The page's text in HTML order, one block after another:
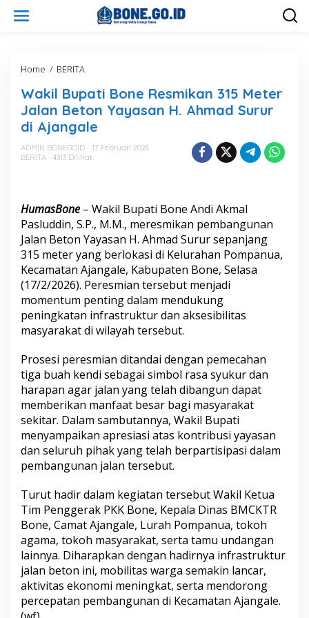
Home / BERITA
k
i
B
p
o
n
e
R
e
s
m
i
k
a
3
1
5
M
e
t
r
a
a
B
e
o
n
Y
a
y
Wakil Bupati Bone Resmikan 315 Meter
Jalan Beton Yayasan H. Ahmad Surur
di Ajangale
ADMIN BONEGOID
17 Februari 2026
BERITA
4313 Dilihat
HumasBone – Wakil Bupati Bone Andi Akmal
Pasluddin, S.P., M.M., meresmikan pembangunan
Jalan Beton Yayasan H. Ahmad Surur sepanjang
315 meter yang berlokasi di Kelurahan Pompanua,
Kecamatan Ajangale, Kabupaten Bone, Selasa
(17/2/2026). Peresmian tersebut menjadi
momentum penting dalam mendukung
peningkatan infrastruktur dan aksesibilitas
masyarakat di wilayah tersebut.
Prosesi peresmian ditandai dengan pemecahan
tiga buah kendi sebagai simbol rasa syukur dan
harapan agar jalan yang telah dibangun dapat
memberikan manfaat besar bagi masyarakat
sekitar. Dalam sambutannya, Wakil Bupati
menyampaikan apresiasi atas kontribusi yayasan
dan seluruh pihak yang telah berpartisipasi dalam
pembangunan jalan tersebut.
Turut hadir dalam kegiatan tersebut Wakil Ketua
Tim Penggerak PKK Bone, Kepala Dinas BMCKTR
Bone, Camat Ajangale, Lurah Pompanua, tokoh
agama, tokoh masyarakat, serta tamu undangan
lainnya. Diharapkan dengan hadirnya infrastruktur
jalan beton ini, mobilitas warga semakin lancar,
aktivitas ekonomi meningkat, serta mendorong
percepatan pembangunan di Kecamatan Ajangale.